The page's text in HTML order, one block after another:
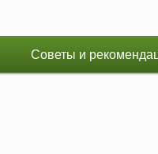
Советы и